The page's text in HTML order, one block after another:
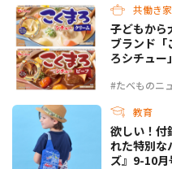
共働き
#たべものニ
子どもから
ブランド「
ろシチュー
教育
欲しい！付
れた特別な
ズ』9-10